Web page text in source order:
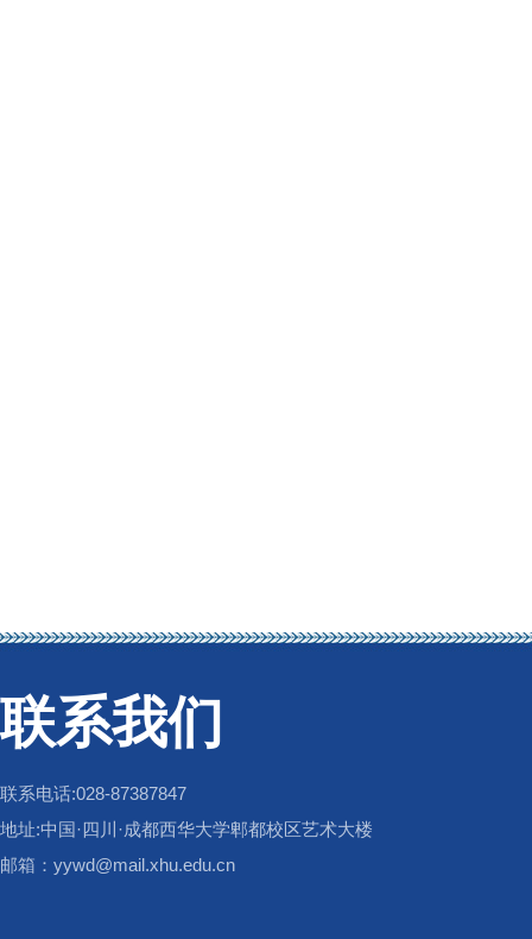
联系我们
联系电话:028-87387847
地址:中国·四川·成都西华大学郫都校区艺术大楼
邮箱：yywd@mail.xhu.edu.cn